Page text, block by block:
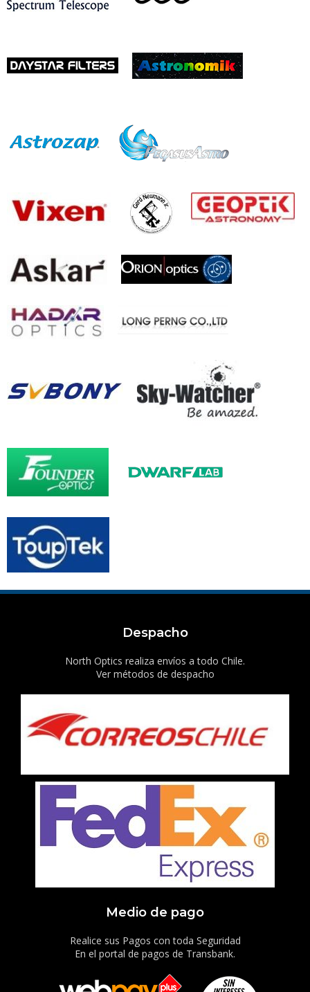
Despacho
North Optics realiza envíos a todo Chile.
Ver métodos de despacho
Medio de pago
Realice sus Pagos con toda Seguridad
En el portal de pagos de Transbank.